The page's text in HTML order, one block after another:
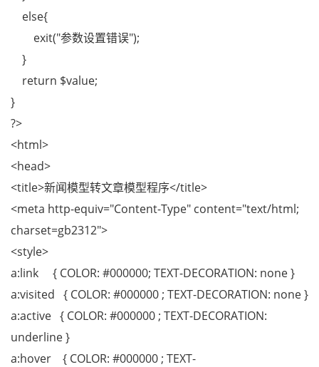
else{
exit("参数设置错误");
}
return $value;
}
?>
<html>
<head>
<title>新闻模型转文章模型程序</title>
<meta http-equiv="Content-Type" content="text/html;
charset=gb2312">
<style>
a:link { COLOR: #000000; TEXT-DECORATION: none }
a:visited { COLOR: #000000 ; TEXT-DECORATION: none }
a:active { COLOR: #000000 ; TEXT-DECORATION:
underline }
a:hover { COLOR: #000000 ; TEXT-